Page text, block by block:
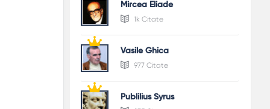
Mircea Eliade
1k Citate
Vasile Ghica
977 Citate
Publilius Syrus